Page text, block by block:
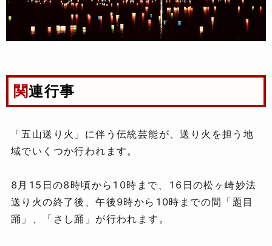
関連行事
「五山送り火」に伴う伝統芸能が、送り火を担う地
域でいくつか行われます。
8月15日の8時頃から10時まで、16日の松ヶ崎妙法
送り火の終了後、午後9時から10時までの間「題目
踊」、「さし踊」が行われます。